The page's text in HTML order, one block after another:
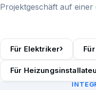
Projektgeschäft auf
Für Elektriker›
Für